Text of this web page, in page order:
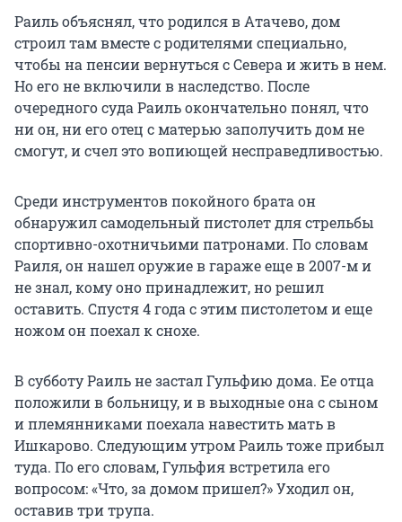
Раиль объяснял, что родился в Атачево, дом
строил там вместе с родителями специально,
чтобы на пенсии вернуться с Севера и жить в нем.
Но его не включили в наследство. После
очередного суда Раиль окончательно понял, что
ни он, ни его отец с матерью заполучить дом не
смогут, и счел это вопиющей несправедливостью.
Среди инструментов покойного брата он
обнаружил самодельный пистолет для стрельбы
спортивно-охотничьими патронами. По словам
Раиля, он нашел оружие в гараже еще в 2007-м и
не знал, кому оно принадлежит, но решил
оставить. Спустя 4 года с этим пистолетом и еще
ножом он поехал к снохе.
В субботу Раиль не застал Гульфию дома. Ее отца
положили в больницу, и в выходные она с сыном
и племянниками поехала навестить мать в
Ишкарово. Следующим утром Раиль тоже прибыл
туда. По его словам, Гульфия встретила его
вопросом: «Что, за домом пришел?» Уходил он,
оставив три трупа.